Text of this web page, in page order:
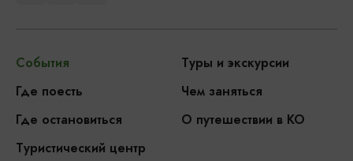
События
Туры и экскурсии
Где поесть
Чем заняться
Где остановиться
О путешествии в КО
Туристический центр